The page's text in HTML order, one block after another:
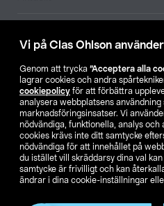
Vi på Clas Ohlson
Genom att trycka ”Acceptera alla
lagrar cookies och andra
cookiepolicy för att förbättra
analysera webbplatsens användning
marknadsföringsinsatser. Vi
nödvändiga, funktionella, analys och
cookies krävs inte ditt samtycke
nödvändiga för att innehållet på
du istället vill skräddarsy dina val
samtycke är frivilligt och kan
ändrar i dina cookie-inställningar
SE NO